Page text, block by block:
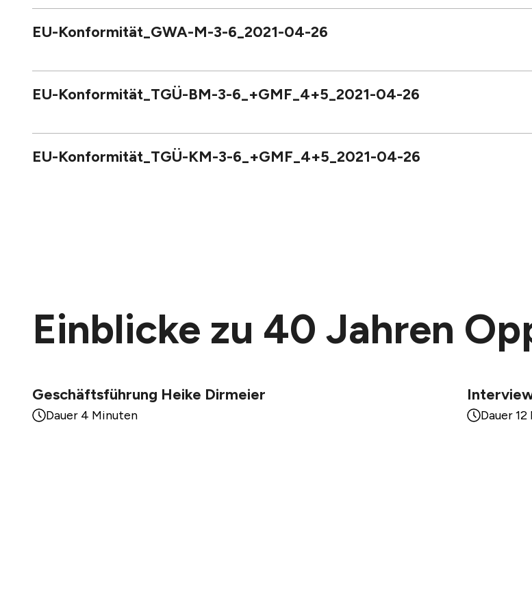
EU-Konformität_GWA-M-3-6_2021-04-26
EU-Konformität_TGÜ-BM-3-6_+GMF_4+5_2021-04-26
EU-Konformität_TGÜ-KM-3-6_+GMF_4+5_2021-04-26
Einblicke zu 40 Jahren
Geschäftsführung Heike Dirmeier
Dauer 4 Minuten Dauer